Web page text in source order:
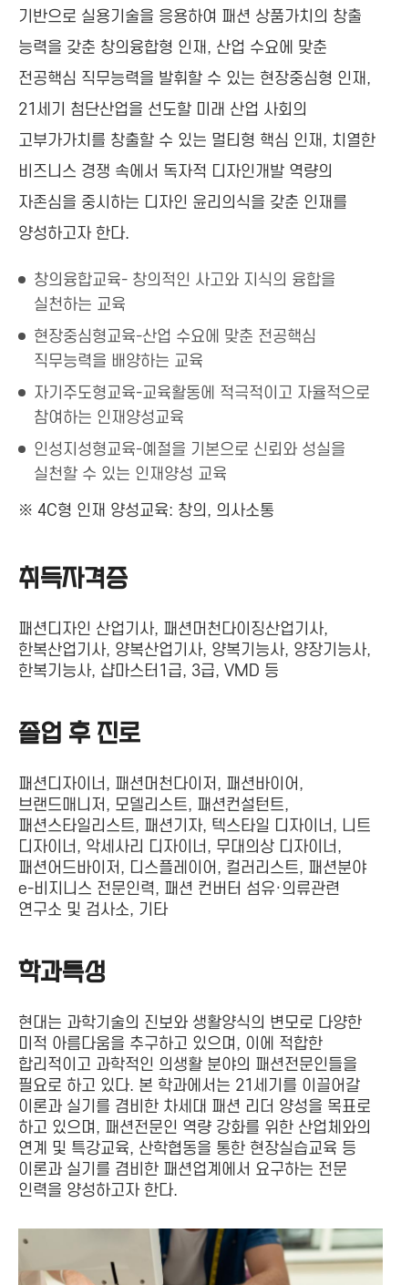
기반으로 실용기술을 응용하여 패션 상품가치의 창출
능력을 갖춘 창의융합형 인재, 산업 수요에 맞춘
전공핵심 직무능력을 발휘할 수 있는 현장중심형 인재,
21세기 첨단산업을 선도할 미래 산업 사회의
고부가가치를 창출할 수 있는 멀티형 핵심 인재, 치열한
비즈니스 경쟁 속에서 독자적 디자인개발 역량의
자존심을 중시하는 디자인 윤리의식을 갖춘 인재를
양성하고자 한다.
창의융합교육- 창의적인 사고와 지식의 융합을
실천하는 교육
현장중심형교육-산업 수요에 맞춘 전공핵심
직무능력을 배양하는 교육
자기주도형교육-교육활동에 적극적이고 자율적으로
참여하는 인재양성교육
인성지성형교육-예절을 기본으로 신뢰와 성실을
실천할 수 있는 인재양성 교육
※ 4C형 인재 양성교육: 창의, 의사소통
취득자격증
패션디자인 산업기사, 패션머천다이징산업기사,
한복산업기사, 양복산업기사, 양복기능사, 양장기능사,
한복기능사, 샵마스터1급, 3급, VMD 등
졸업 후 진로
패션디자이너, 패션머천다이저, 패션바이어,
브랜드매니저, 모델리스트, 패션컨설턴트,
패션스타일리스트, 패션기자, 텍스타일 디자이너, 니트
디자이너, 악세사리 디자이너, 무대의상 디자이너,
패션어드바이저, 디스플레이어, 컬러리스트, 패션분야
e-비지니스 전문인력, 패션 컨버터 섬유·의류관련
연구소 및 검사소, 기타
학과특성
현대는 과학기술의 진보와 생활양식의 변모로 다양한
미적 아름다움을 추구하고 있으며, 이에 적합한
합리적이고 과학적인 의생활 분야의 패션전문인들을
필요로 하고 있다. 본 학과에서는 21세기를 이끌어갈
이론과 실기를 겸비한 차세대 패션 리더 양성을 목표로
하고 있으며, 패션전문인 역량 강화를 위한 산업체와의
연계 및 특강교육, 산학협동을 통한 현장실습교육 등
이론과 실기를 겸비한 패션업계에서 요구하는 전문
인력을 양성하고자 한다.